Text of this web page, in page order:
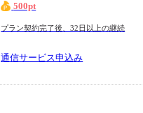
500pt
プラン契約完了後、32日以上の継続
通信サービス申込み